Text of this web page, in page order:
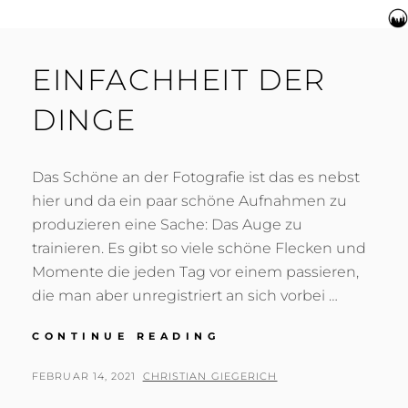
EINFACHHEIT DER
DINGE
Das Schöne an der Fotografie ist das es nebst
hier und da ein paar schöne Aufnahmen zu
produzieren eine Sache: Das Auge zu
trainieren. Es gibt so viele schöne Flecken und
Momente die jeden Tag vor einem passieren,
die man aber unregistriert an sich vorbei …
CONTINUE READING
DINGE
POSTED
FEBRUAR 14, 2021 BY
CHRISTIAN GIEGERICH